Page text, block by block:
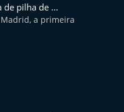
de pilha de ...
a primeira